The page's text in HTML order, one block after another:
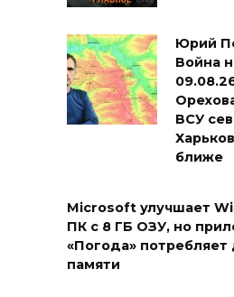
Юрий
Война
ВСУ
ближе
Microsoft улучшает
ПК с 8 ГБ ОЗУ, но
«Погода» потребляет
памяти